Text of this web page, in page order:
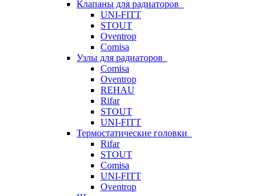
Клапаны для радиаторов
UNI-FITT
STOUT
Oventrop
Comisa
Узлы для радиаторов
Comisa
Oventrop
REHAU
Rifar
STOUT
UNI-FITT
Термостатические головки
Rifar
STOUT
Comisa
UNI-FITT
Oventrop